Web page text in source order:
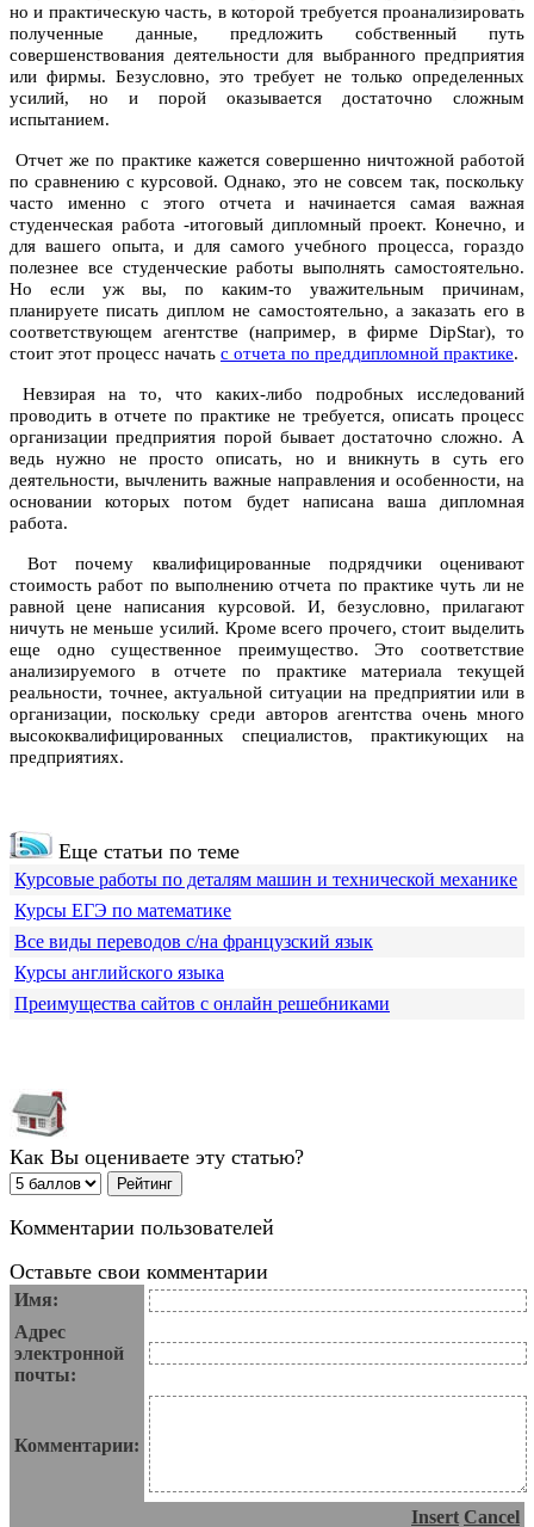
но и практическую часть, в которой требуется проанализировать
полученные данные, предложить собственный путь
совершенствования деятельности для выбранного предприятия
или фирмы. Безусловно, это требует не только определенных
усилий, но и порой оказывается достаточно сложным
испытанием.
Отчет же по практике кажется совершенно ничтожной работой
по сравнению с курсовой. Однако, это не совсем так, поскольку
часто именно с этого отчета и начинается самая важная
студенческая работа -итоговый дипломный проект. Конечно, и
для вашего опыта, и для самого учебного процесса, гораздо
полезнее все студенческие работы выполнять самостоятельно.
Но если уж вы, по каким-то уважительным причинам,
планируете писать диплом не самостоятельно, а заказать его в
соответствующем агентстве (например, в фирме DipStar), то
стоит этот процесс начать с отчета по преддипломной практике.
Невзирая на то, что каких-либо подробных исследований
проводить в отчете по практике не требуется, описать процесс
организации предприятия порой бывает достаточно сложно. А
ведь нужно не просто описать, но и вникнуть в суть его
деятельности, вычленить важные направления и особенности, на
основании которых потом будет написана ваша дипломная
работа.
Вот почему квалифицированные подрядчики оценивают
стоимость работ по выполнению отчета по практике чуть ли не
равной цене написания курсовой. И, безусловно, прилагают
ничуть не меньше усилий. Кроме всего прочего, стоит выделить
еще одно существенное преимущество. Это соответствие
анализируемого в отчете по практике материала текущей
реальности, точнее, актуальной ситуации на предприятии или в
организации, поскольку среди авторов агентства очень много
высококвалифицированных специалистов, практикующих на
предприятиях.
Еще статьи по теме
Курсовые работы по деталям машин и технической механике
Курсы ЕГЭ по математике
Все виды переводов с/на французский язык
Курсы английского языка
Преимущества сайтов с онлайн решебниками
Как Вы оцениваете эту статью?
Комментарии пользователей
Оставьте свои комментарии
Имя:
Адрес
электронной
почты:
Комментарии:
Insert Cancel